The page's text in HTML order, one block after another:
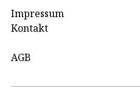
Impressum
Kontakt
AGB